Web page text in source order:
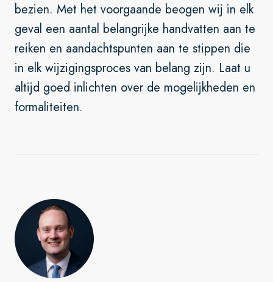
bezien. Met het voorgaande beogen wij in elk
geval een aantal belangrijke handvatten aan te
reiken en aandachtspunten aan te stippen die
in elk wijzigingsproces van belang zijn. Laat u
altijd goed inlichten over de mogelijkheden en
formaliteiten.